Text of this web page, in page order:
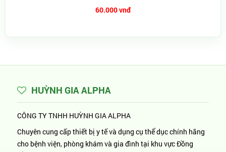
60.000 vnđ
HUỲNH GIA ALPHA
CÔNG TY TNHH HUỲNH GIA ALPHA
Chuyên cung cấp thiết bị y tế và dụng cụ thể dục chính hãng
cho bệnh viện, phòng khám và gia đình tại khu vực Đồng